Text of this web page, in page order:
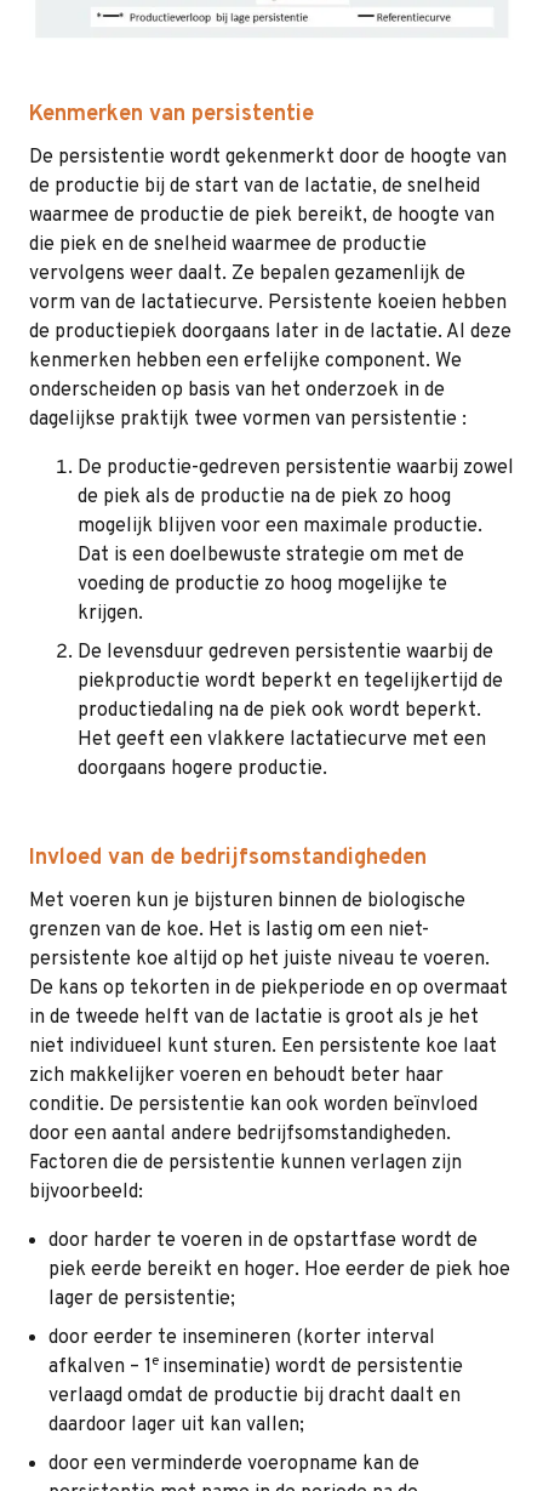
Kenmerken van persistentie
De persistentie wordt gekenmerkt door de hoogte van
de productie bij de start van de lactatie, de snelheid
waarmee de productie de piek bereikt, de hoogte van
die piek en de snelheid waarmee de productie
vervolgens weer daalt. Ze bepalen gezamenlijk de
vorm van de lactatiecurve. Persistente koeien hebben
de productiepiek doorgaans later in de lactatie. Al deze
kenmerken hebben een erfelijke component. We
onderscheiden op basis van het onderzoek in de
dagelijkse praktijk twee vormen van persistentie :
De productie-gedreven persistentie waarbij zowel
de piek als de productie na de piek zo hoog
mogelijk blijven voor een maximale productie.
Dat is een doelbewuste strategie om met de
voeding de productie zo hoog mogelijke te
krijgen.
De levensduur gedreven persistentie waarbij de
piekproductie wordt beperkt en tegelijkertijd de
productiedaling na de piek ook wordt beperkt.
Het geeft een vlakkere lactatiecurve met een
doorgaans hogere productie.
Invloed van de bedrijfsomstandigheden
Met voeren kun je bijsturen binnen de biologische
grenzen van de koe. Het is lastig om een niet-
persistente koe altijd op het juiste niveau te voeren.
De kans op tekorten in de piekperiode en op overmaat
in de tweede helft van de lactatie is groot als je het
niet individueel kunt sturen. Een persistente koe laat
zich makkelijker voeren en behoudt beter haar
conditie. De persistentie kan ook worden beïnvloed
door een aantal andere bedrijfsomstandigheden.
Factoren die de persistentie kunnen verlagen zijn
bijvoorbeeld:
door harder te voeren in de opstartfase wordt de
piek eerde bereikt en hoger. Hoe eerder de piek hoe
lager de persistentie;
door eerder te insemineren (korter interval
afkalven – 1e inseminatie) wordt de persistentie
verlaagd omdat de productie bij dracht daalt en
daardoor lager uit kan vallen;
door een verminderde voeropname kan de